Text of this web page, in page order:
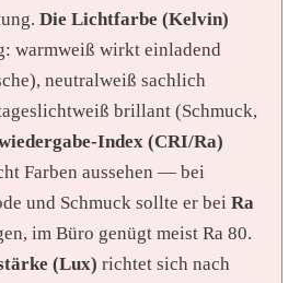
Die Lichtfarbe (Kelvin)
warmweiß wirkt einladend
neutralweiß sachlich
brillant (Schmuck,
Index (CRI/Ra)
Farben aussehen — bei
und Schmuck sollte er bei Ra
im Büro genügt meist Ra 80.
(Lux) richtet sich nach